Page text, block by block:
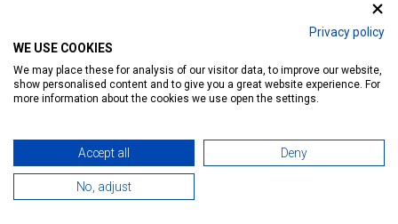
Privacy policy
WE USE COOKIES
We may place these for analysis of our visitor data, to improve our website,
show personalised content and to give you a great website experience. For
more information about the cookies we use open the settings.
Accept all Deny
No, adjust
Fahrradverleih
Wenn Sie nur ein paar Tage haben
Für komplexe Probleme